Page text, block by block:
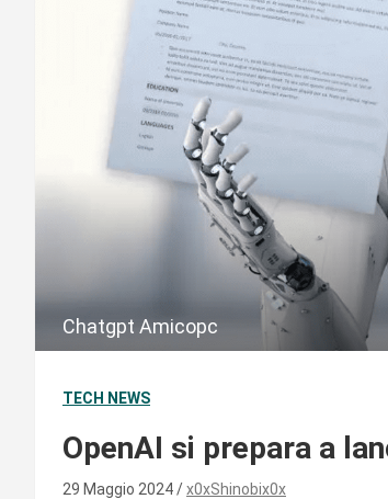
Chatgpt Amicopc
TECH NEWS
OpenAI si prepara a
29 Maggio 2024 x0xShinobix0x